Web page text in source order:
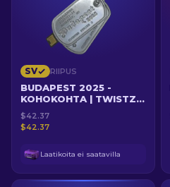
SV RIIPUS
BUDAPEST 2025 -
KOHOKOHTA | TWISTZZ
VS MOUZ KARTALLA
INFERNO
$42.37
$42.37
Laatikoita ei saatavilla